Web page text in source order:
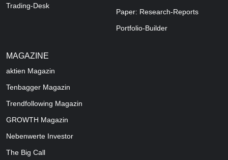
Trading-Desk
Paper: Research-Reports
Portfolio-Builder
MAGAZINE
aktien Magazin
Tenbagger Magazin
Trendfollowing Magazin
GROWTH Magazin
Nebenwerte Investor
The Big Call